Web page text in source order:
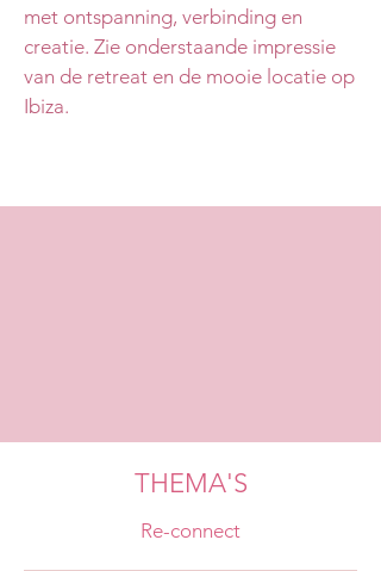
met ontspanning, verbinding en
creatie. Zie onderstaande impressie
van de retreat en de mooie locatie op
Ibiza.
THEMA'S
Re-connect